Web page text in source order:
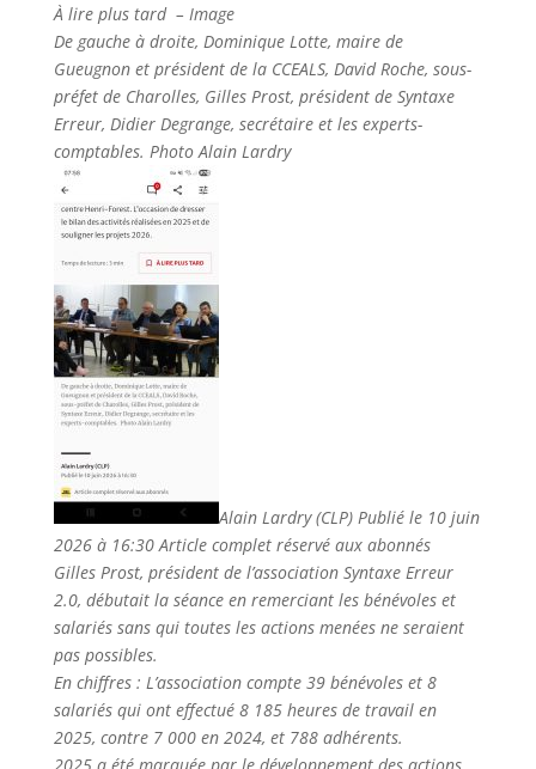
À lire plus tard – Image
De gauche à droite, Dominique Lotte, maire de
Gueugnon et président de la CCEALS, David Roche, sous-
préfet de Charolles, Gilles Prost, président de Syntaxe
Erreur, Didier Degrange, secrétaire et les experts-
comptables. Photo Alain Lardry
Alain Lardry (CLP) Publié le 10 juin
2026 à 16:30 Article complet réservé aux abonnés
Gilles Prost, président de l’association Syntaxe Erreur
2.0, débutait la séance en remerciant les bénévoles et
salariés sans qui toutes les actions menées ne seraient
pas possibles.
En chiffres : L’association compte 39 bénévoles et 8
salariés qui ont effectué 8 185 heures de travail en
2025, contre 7 000 en 2024, et 788 adhérents.
2025 a été marquée par le développement des actions